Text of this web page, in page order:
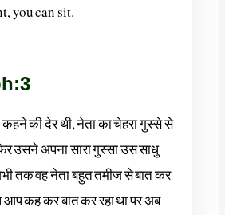
you can sit.
की देर थी, नेता का चेहरा गुस्से से
उसने अपना सारा गुस्सा उस साधु
तक वह नेता बहुत तमीज से बात कर
कह कर बात कर रहा था पर अब